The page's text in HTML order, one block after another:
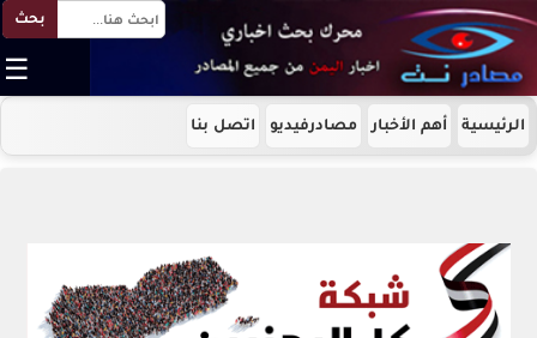
بحث
☰
الرئيسية أهم الأخبار مصادرفيديو اتصل بنا